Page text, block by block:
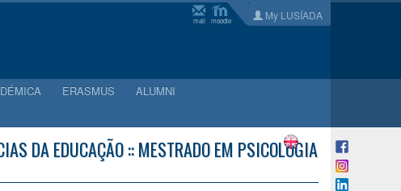
mail moodle My LUSÍADA
ERASMUS
ALUMNI
DA EDUCAÇÃO :: MESTRADO EM PSICOLOGIA